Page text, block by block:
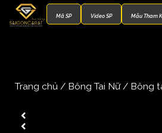
Mã SP Video SP Mẫu Tham
Trang chủ / Bông Tai Nữ/ Bông